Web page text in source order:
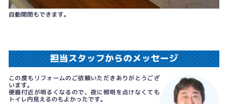
自動開閉もできます。
担当スタッフからのメッセージ
この度もリフォームのご依頼いただきありがとうござ
います。
便器付近が明るくなるので、夜に照明を点けなくても
トイレ内見えるのもよかったです。